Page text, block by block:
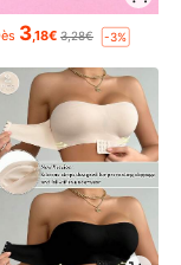
3,18€ 3,28€ -3%